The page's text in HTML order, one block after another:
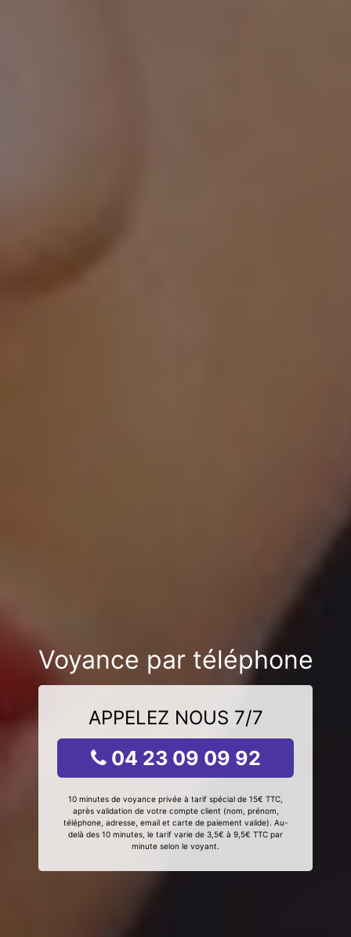
Voyance par téléphone
APPELEZ NOUS 7/7
04 23 09 09 92
10 minutes de voyance privée à tarif spécial de 15€ TTC,
après validation de votre compte client (nom, prénom,
téléphone, adresse, email et carte de paiement valide). Au-
delà des 10 minutes, le tarif varie de 3,5€ à 9,5€ TTC par
minute selon le voyant.